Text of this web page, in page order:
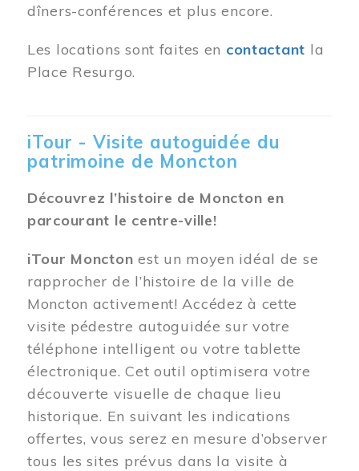
dîners-conférences et plus encore.
Les locations sont faites en contactant la
Place Resurgo.
iTour - Visite autoguidée du
patrimoine de Moncton
Découvrez l’histoire de Moncton en
parcourant le centre-ville!
iTour Moncton est un moyen idéal de se
rapprocher de l’histoire de la ville de
Moncton activement! Accédez à cette
visite pédestre autoguidée sur votre
téléphone intelligent ou votre tablette
électronique. Cet outil optimisera votre
découverte visuelle de chaque lieu
historique. En suivant les indications
offertes, vous serez en mesure d’observer
tous les sites prévus dans la visite à